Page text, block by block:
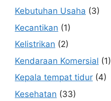
Kebutuhan Usaha (3)
Kecantikan (1)
Kelistrikan (2)
Kendaraan Komersial (1)
Kepala tempat tidur (4)
Kesehatan (33)